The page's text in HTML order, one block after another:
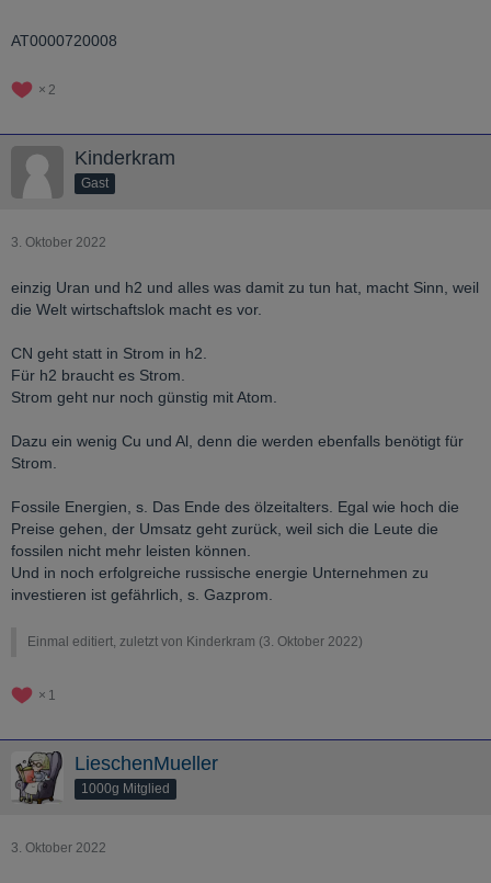
AT0000720008
2
Kinderkram
Gast
3. Oktober 2022
einzig Uran und h2 und alles was damit zu tun hat, macht Sinn, weil
die Welt wirtschaftslok macht es vor.
CN geht statt in Strom in h2.
Für h2 braucht es Strom.
Strom geht nur noch günstig mit Atom.
Dazu ein wenig Cu und Al, denn die werden ebenfalls benötigt für
Strom.
Fossile Energien, s. Das Ende des ölzeitalters. Egal wie hoch die
Preise gehen, der Umsatz geht zurück, weil sich die Leute die
fossilen nicht mehr leisten können.
Und in noch erfolgreiche russische energie Unternehmen zu
investieren ist gefährlich, s. Gazprom.
Einmal editiert, zuletzt von Kinderkram (3. Oktober 2022)
1
LieschenMueller
1000g Mitglied
3. Oktober 2022